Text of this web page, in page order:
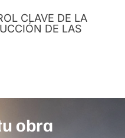
CLAVE DE LA
DE LAS
obra